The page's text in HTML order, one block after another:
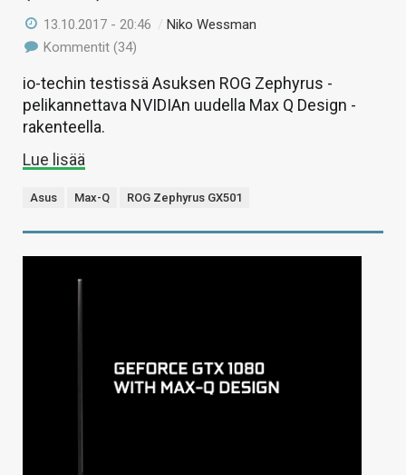
13.10.2017 - 20:46 /Niko Wessman
Kommentit (34)
io-techin testissä Asuksen ROG Zephyrus -
pelikannettava NVIDIAn uudella Max Q Design -
rakenteella.
Lue lisää
Asus Max-Q ROG Zephyrus GX501